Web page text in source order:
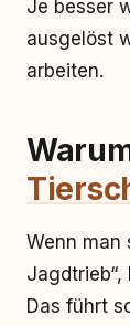
Je besser
ausgelöst
arbeiten.
Wenn man
Das führt